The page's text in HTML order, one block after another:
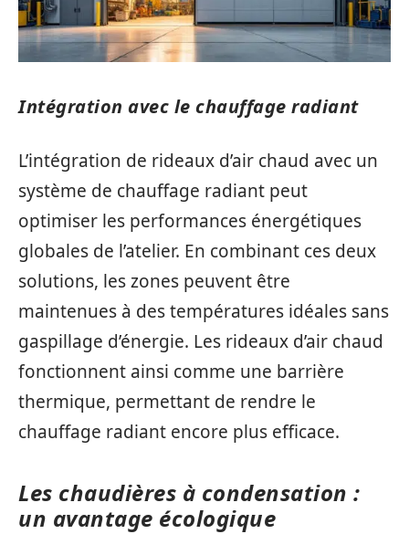
Intégration avec le chauffage radiant
L’intégration de rideaux d’air chaud avec un
système de chauffage radiant peut
optimiser les performances énergétiques
globales de l’atelier. En combinant ces deux
solutions, les zones peuvent être
maintenues à des températures idéales sans
gaspillage d’énergie. Les rideaux d’air chaud
fonctionnent ainsi comme une barrière
thermique, permettant de rendre le
chauffage radiant encore plus efficace.
Les chaudières à condensation :
un avantage écologique